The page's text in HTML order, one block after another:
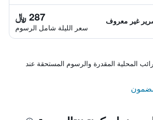
غير معروف 287 ﷼
سعر الليلة شامل الرسوم
المحلية المقدرة والرسوم المستحقة عند